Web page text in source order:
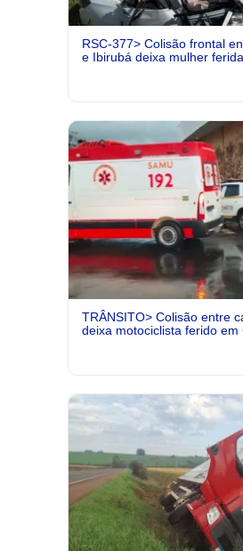
RSC-377> Colisão frontal
e Ibirubá deixa mulher ferida
TRÂNSITO> Colisão entre
deixa motociclista ferido em